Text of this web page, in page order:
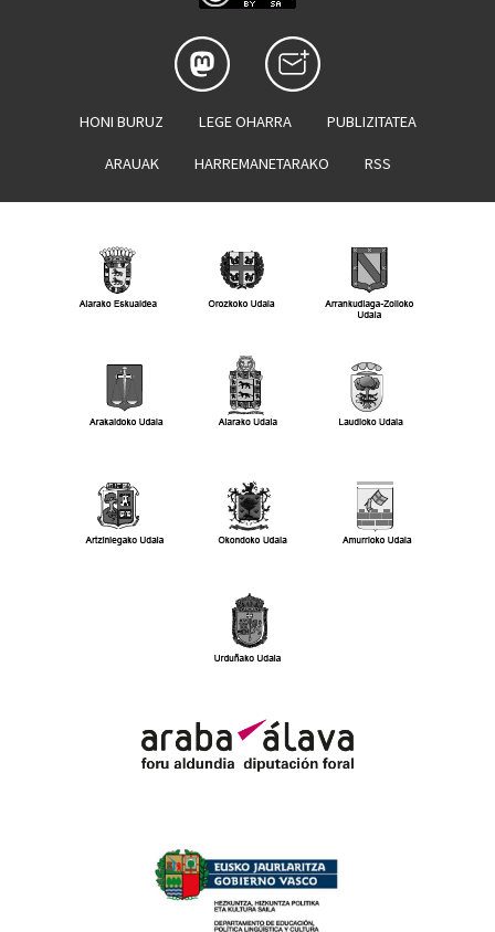
HONI BURUZ LEGE OHARRA PUBLIZITATEA
ARAUAK HARREMANETARAKO RSS